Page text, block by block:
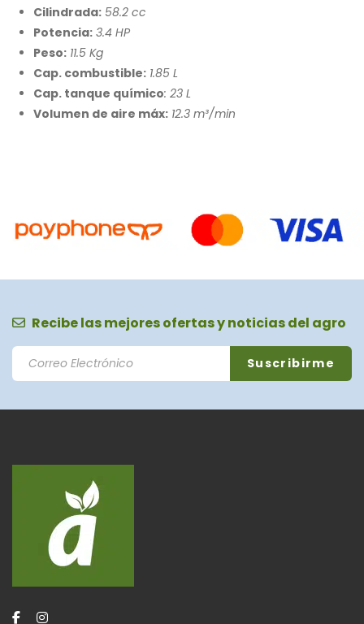
Cilindrada: 58.2 cc
Potencia: 3.4 HP
Peso: 11.5 Kg
Cap. combustible: 1.85 L
Cap. tanque químico: 23 L
Volumen de aire máx: 12.3 m³/min
Recibe las mejores ofertas y noticias del agro